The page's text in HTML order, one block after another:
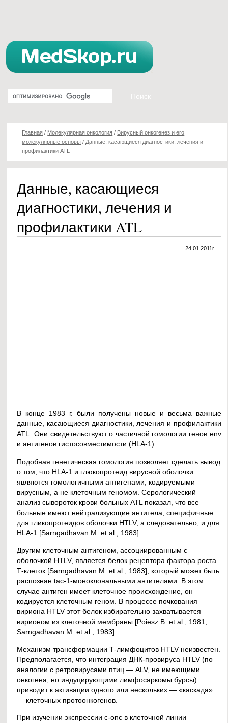
Главная / Молекулярная онкология / Вирусный онкогенез и его
молекулярные основы / Данные, касающиеся диагностики, лечения и
профилактики ATL
Данные, касающиеся
диагностики, лечения и
профилактики ATL
24.01.2011г.
В конце 1983 г. были получены новые и весьма важные
данные, касающиеся диагностики, лечения и профилактики
ATL. Они свидетельствуют о частичной гомологии генов env
и антигенов гистосовместимости (HLA-1).
Подобная генетическая гомология позволяет сделать вывод
о том, что HLA-1 и глюкопротеид вирусной оболочки
являются гомологичными антигенами, кодируемыми
вирусным, а не клеточным геномом. Серологический
анализ сывороток крови больных ATL показал, что все
больные имеют нейтрализующие антитела, специфичные
для гликопротеидов оболочки HTLV, а следовательно, и для
HLA-1 [Sarngadhavan М. et al., 1983].
Другим клеточным антигеном, ассоциированным с
оболочкой HTLV, является белок рецептора фактора роста
Т-клеток [Sarngadhavan М. et al., 1983], который может быть
распознан tac-1-моноклональными антителами. В этом
случае антиген имеет клеточное происхождение, он
кодируется клеточным геном. В процессе почкования
вириона HTLV этот белок избирательно захватывается
вирионом из клеточной мембраны [Poiesz В. et al., 1981;
Sarngadhavan M. et al., 1983].
Механизм трансформации Т-лимфоцитов HTLV неизвестен.
Предполагается, что интеграция ДНК-провируса HTLV (по
аналогии с ретровирусами птиц — ALV, не имеющими
онкогена, но индуцирующими лимфосаркомы бурсы)
приводит к активации одного или нескольких — «каскада»
— клеточных протоонкогенов.
При изучении экспрессии с-onc в клеточной линии